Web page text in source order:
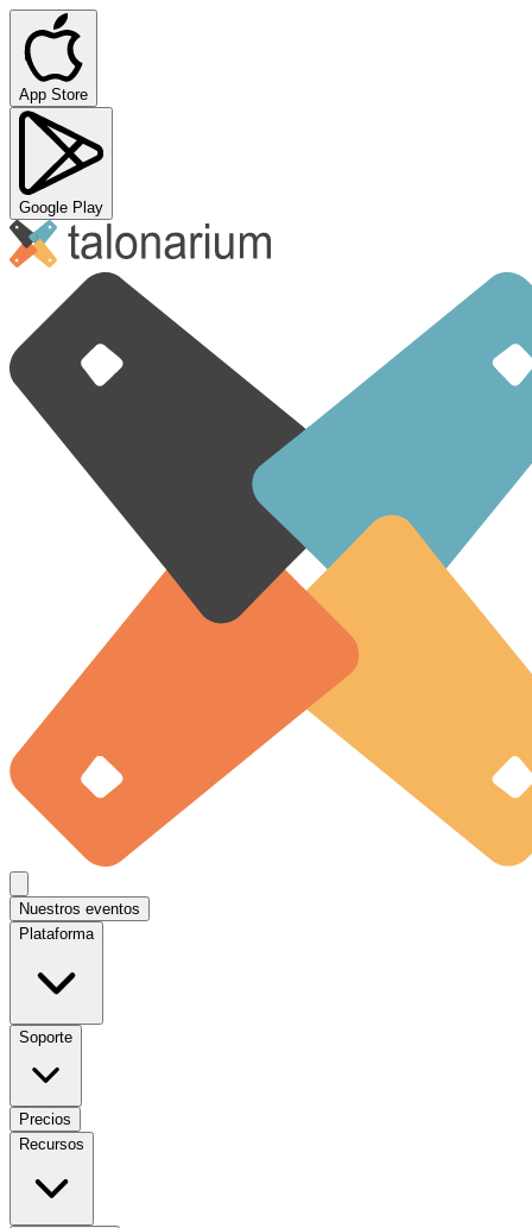
App Store
Google Play
Nuestros eventos
Plataforma
Soporte
Precios
Recursos